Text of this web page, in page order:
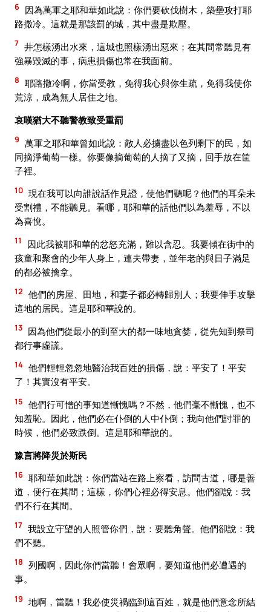
6 因為萬軍之耶和華如此說：你們要砍伐樹木，築壘攻打耶
路撒冷。這就是那該罰的城，其中盡是欺壓。
7 井怎樣湧出水來，這城也照樣湧出惡來；在其間常聽見有
強暴毀滅的事，病患損傷也常在我面前。
8 耶路撒冷啊，你當受教，免得我心與你生疏，免得我使你
荒涼，成為無人居住之地。
哀嘆猶大不聽警教致受重罰
9 萬軍之耶和華曾如此說：敵人必擄盡以色列剩下的民，如
同摘淨葡萄一樣。你要像摘葡萄的人摘了又摘，回手放在筐
子裡。
10 現在我可以向誰說話作見證，使他們聽呢？他們的耳朵未
受割禮，不能聽見。看哪，耶和華的話他們以為羞辱，不以
為喜悅。
11
因此我被耶和華的忿怒充滿，難以含忍。我要傾在街中的
孩童和聚會的少年人身上，連夫帶妻，並年老的與日子滿足
的都必被擒拿。
12 他們的房屋、田地，和妻子都必轉歸別人；我要伸手攻擊
這地的居民。這是耶和華說的。
13 因為他們從最小的到至大的都一味地貪婪，從先知到祭司
都行事虛謊。
14 他們輕輕忽忽地醫治我百姓的損傷，說：平安了！平安
了！其實沒有平安。
15 他們行可憎的事知道慚愧嗎？不然，他們毫不慚愧，也不
知羞恥。因此，他們必在仆倒的人中仆倒；我向他們討罪的
時候，他們必致跌倒。這是耶和華說的。
豫言將降災於斯民
16 耶和華如此說：你們當站在路上察看，訪問古道，哪是善
道，便行在其間；這樣，你們心裡必得安息。他們卻說：我
們不行在其間。
17 我設立守望的人照管你們，說：要聽角聲。他們卻說：我
們不聽。
18 列國啊，因此你們當聽！會眾啊，要知道他們必遭遇的
事。
19 地啊，當聽！我必使災禍臨到這百姓，就是他們意念所結